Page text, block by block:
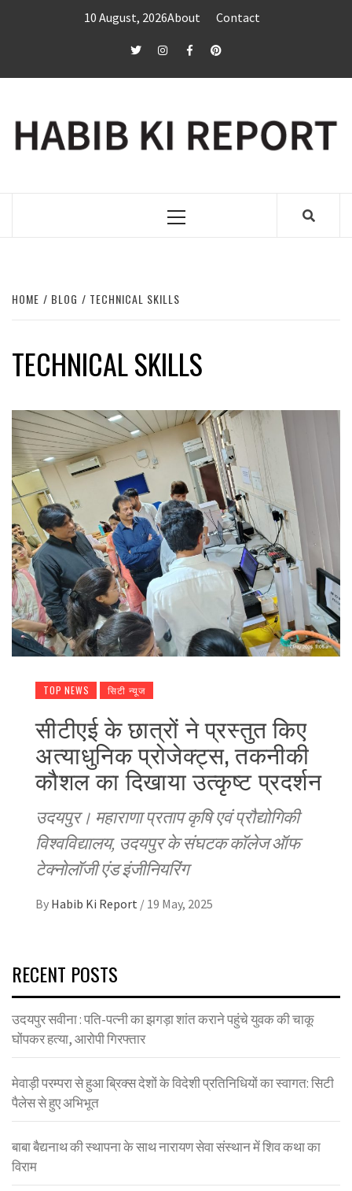
10 August, 2026About Contact
twitterInstagramFacebookPinterest
Primary
HOME BLOG TECHNICAL SKILLS
TECHNICAL SKILLS
TOP NEWS सिटी न्यूज
सीटीएई के छात्रों ने प्रस्तुत किए
अत्याधुनिक प्रोजेक्ट्स, तकनीकी
कौशल का दिखाया उत्कृष्ट प्रदर्शन
उदयपुर। महाराणा प्रताप कृषि एवं प्रौद्योगिकी
विश्वविद्यालय, उदयपुर के संघटक कॉलेज ऑफ
टेक्नोलॉजी एंड इंजीनियरिंग
By Habib Ki Report / 19 May, 2025
RECENT POSTS
उदयपुर सवीना : पति-पत्नी का झगड़ा शांत कराने पहुंचे युवक की चाकू
घोंपकर हत्या, आरोपी गिरफ्तार
मेवाड़ी परम्परा से हुआ ब्रिक्स देशों के विदेशी प्रतिनिधियों का स्वागत: सिटी
पैलेस से हुए अभिभूत
बाबा बैद्यनाथ की स्थापना के साथ नारायण सेवा संस्थान में शिव कथा का
विराम